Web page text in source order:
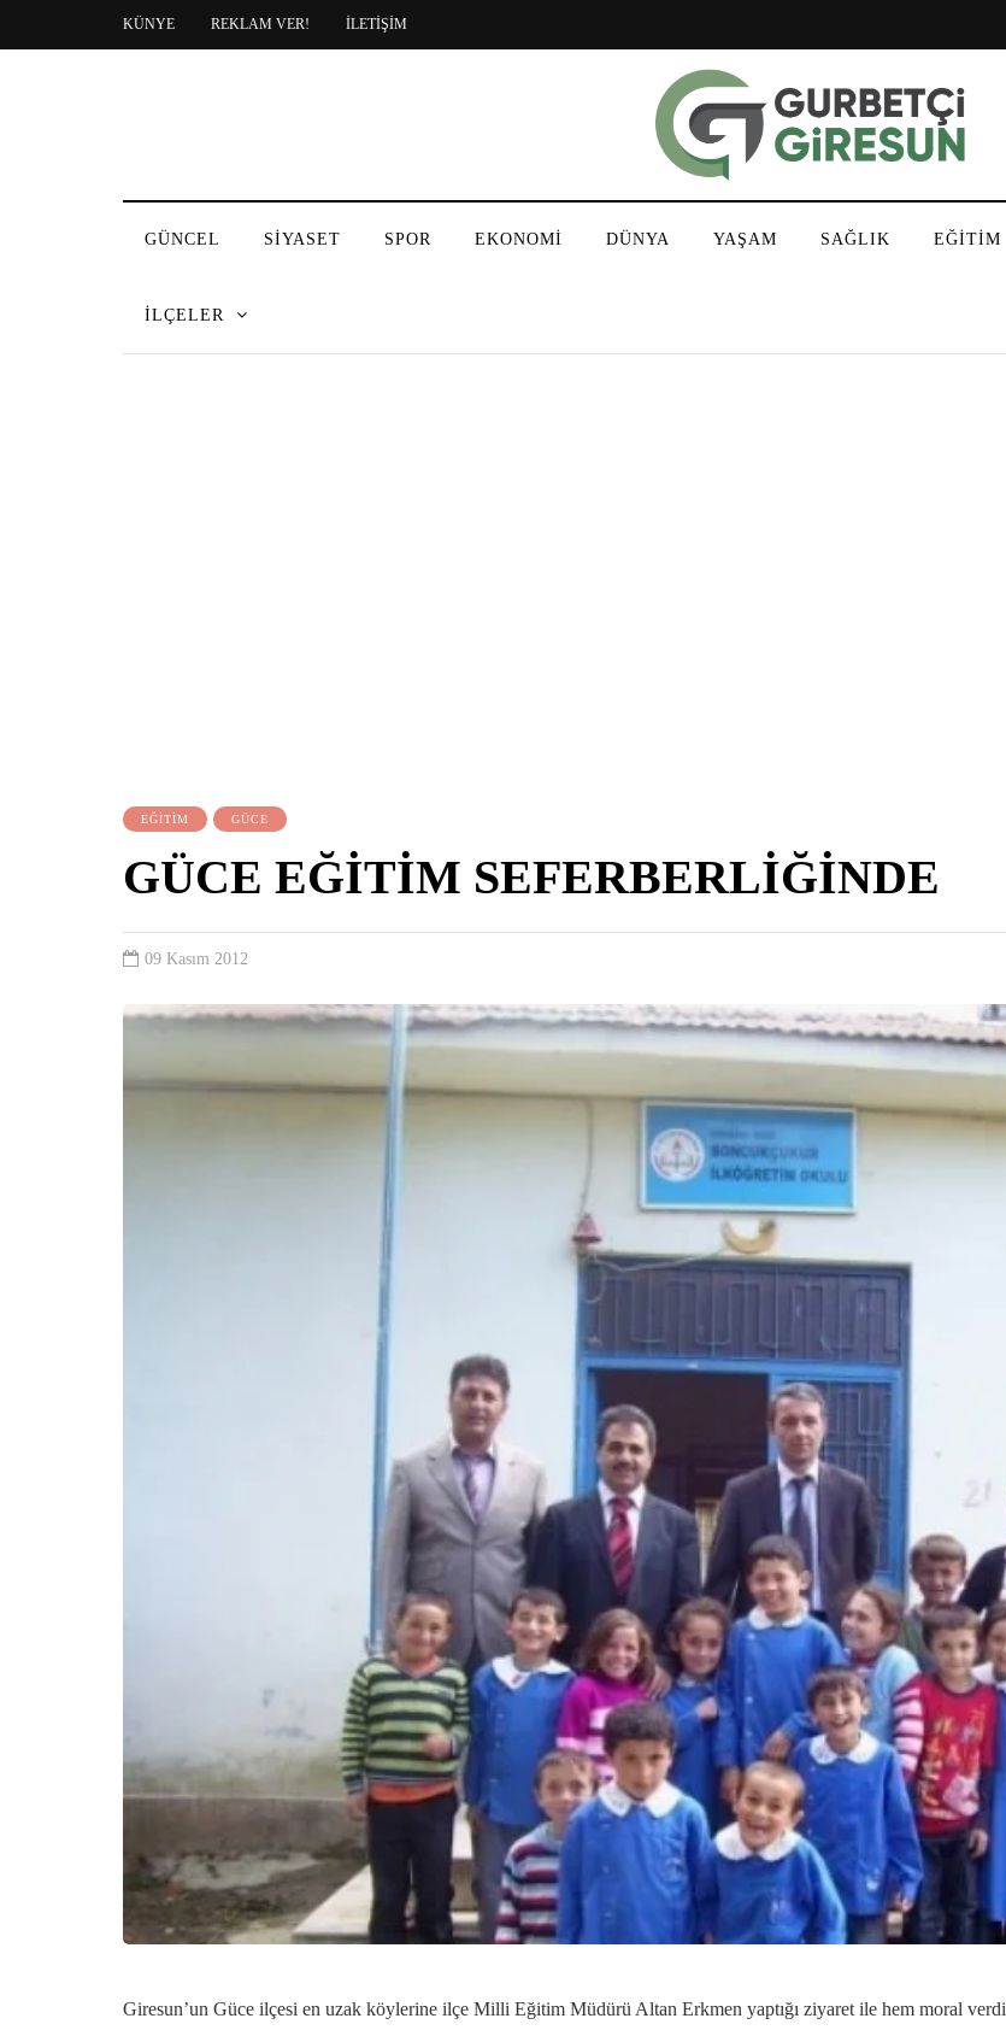
KÜNYE REKLAM VER! İLETİŞİM
GÜNCEL SİYASET SPOR EKONOMİ DÜNYA YAŞAM SAĞLIK EĞİTİM
İLÇELER
EĞİTİM GÜCE
GÜCE EĞİTİM SEFERBERLİĞİNDE
09 Kasım 2012
Giresun’un Güce ilçesi en uzak köylerine ilçe Milli Eğitim Müdürü Altan Erkmen yaptığı ziyaret ile hem moral